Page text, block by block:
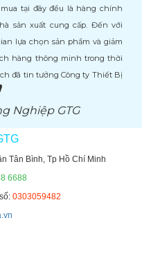
tại đây đều là hàng chính
sản xuất cung cấp. Đến với
lựa chọn sản phẩm và giảm
hàng thông minh trong thời
đã tin tưởng Công ty Thiết Bị
Nghiệp GTG
Tân Bình, Tp Hồ Chí Minh
6688
0303059482